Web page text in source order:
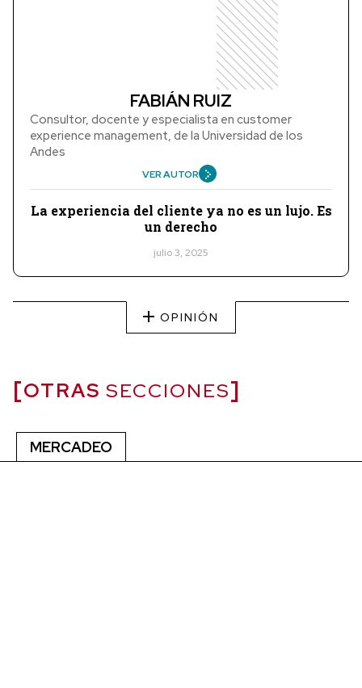
FABIÁN RUIZ
Consultor, docente y especialista en customer
experience management, de la Universidad de los
Andes
VER AUTOR
La experiencia del cliente ya no es un lujo. Es
un derecho
julio 3, 2025
OPINIÓN
OTRAS SECCIONES
MERCADEO